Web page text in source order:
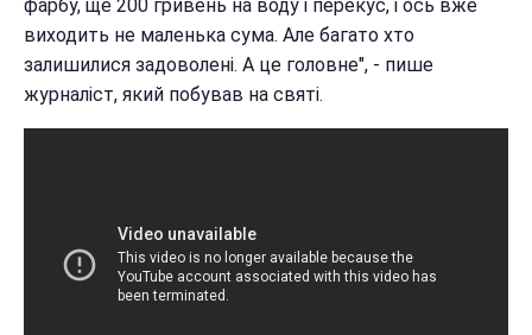
фарбу, ще 200 гривень на воду і перекус, і ось вже
виходить не маленька сума. Але багато хто
залишилися задоволені. А це головне", - пише
журналіст, який побував на святі.